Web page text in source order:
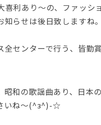
利あり～の、ファッシ
らせは後日致しますね。
センターで行う、皆
和の歌謡曲あり、日本
いね～(^з^)-☆